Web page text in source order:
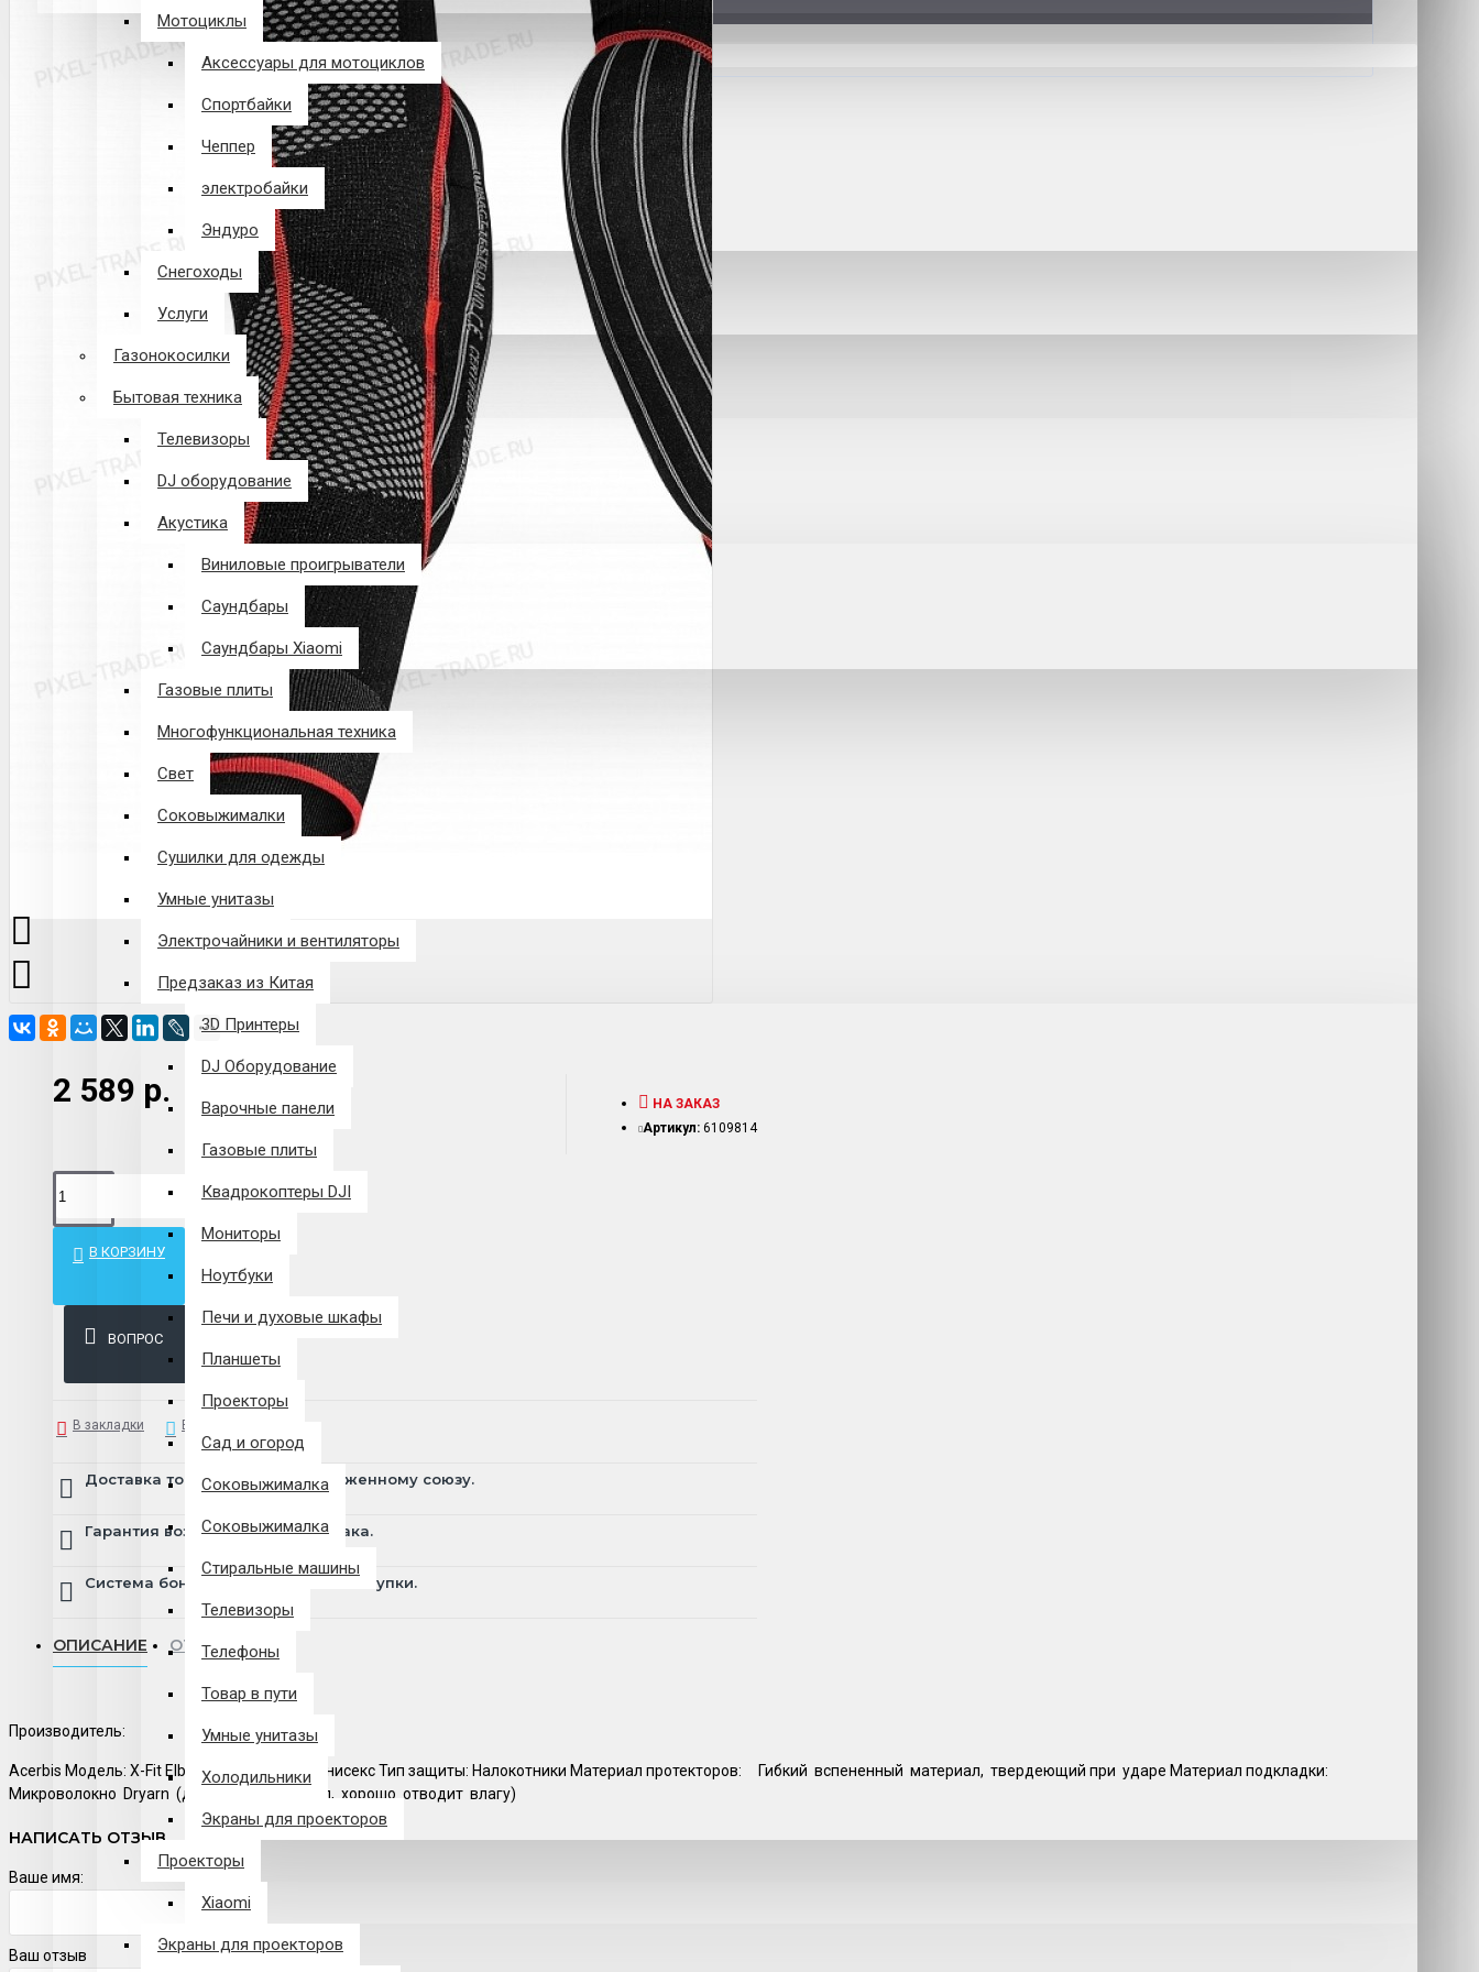
В корзине пусто!
Мотоциклы
Аксессуары для мотоциклов
Спортбайки
Чеппер
электробайки
Эндуро
Снегоходы
Услуги
Газонокосилки
Бытовая техника
Телевизоры
DJ оборудование
Акустика
Виниловые проигрыватели
Саундбары
Саундбары Xiaomi
Газовые плиты
Многофункциональная техника
Свет
Соковыжималки
Сушилки для одежды
Умные унитазы
Электрочайники и вентиляторы
Предзаказ из Китая
3D Принтеры
DJ Оборудование
Варочные панели
Газовые плиты
Квадрокоптеры DJI
Мониторы
Ноутбуки
Печи и духовые шкафы
Планшеты
Проекторы
Сад и огород
Соковыжималка
Соковыжималка
Стиральные машины
Телевизоры
Телефоны
Товар в пути
Умные унитазы
Холодильники
Экраны для проекторов
Проекторы
Xiaomi
Экраны для проекторов
2 589 р.
НА ЗАКАЗ
Артикул: 6109814
В КОРЗИНУ
ВОПРОС
В закладки В сравнение
Доставка товара по всему Таможенному союзу.
Гарантия возврата и обмена брака.
Система бонусов и подарков за покупки.
ОПИСАНИЕ ОТЗЫВЫ
Производитель:
Acerbis Модель: X-Fit Elbow Пол / Возраст: Унисекс Тип защиты: Налокотники Материал протекторов: Гибкий вспененный материал, твердеющий при ударе Материал подкладки:
Микроволокно Dryarn (дышащий материал, хорошо отводит влагу)
НАПИСАТЬ ОТЗЫВ
Ваше имя:
Ваш отзыв